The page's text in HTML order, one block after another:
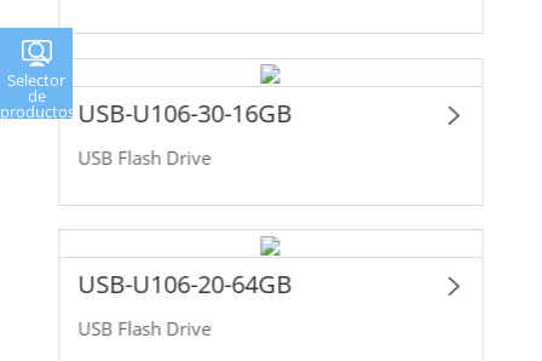
USB-U106-30-16GB
USB Flash Drive
USB-U106-20-64GB
USB Flash Drive
Selector
de
productos